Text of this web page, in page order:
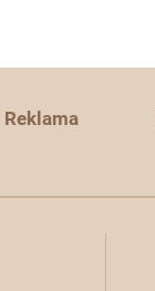
Reklama